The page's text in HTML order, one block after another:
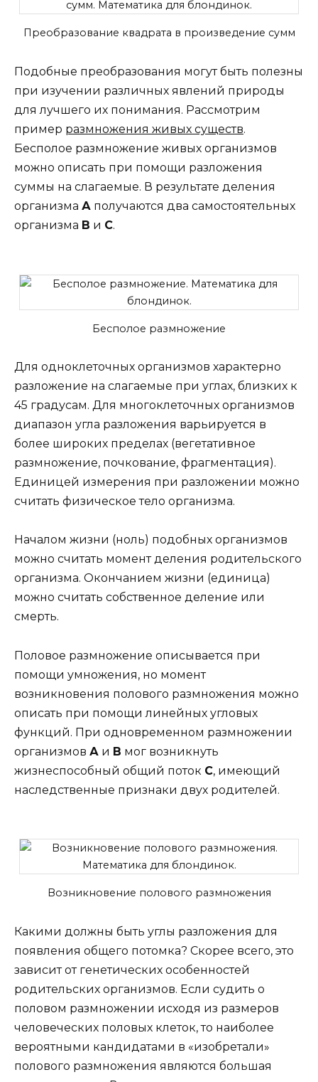
Преобразование квадрата в произведение сумм
Подобные преобразования могут быть полезны
при изучении различных явлений природы
для лучшего их понимания. Рассмотрим
пример размножения живых существ.
Бесполое размножение живых организмов
можно описать при помощи разложения
суммы на слагаемые. В результате деления
организма А получаются два самостоятельных
организма В и С.
Бесполое размножение
Для одноклеточных организмов характерно
разложение на слагаемые при углах, близких к
45 градусам. Для многоклеточных организмов
диапазон угла разложения варьируется в
более широких пределах (вегетативное
размножение, почкование, фрагментация).
Единицей измерения при разложении можно
считать физическое тело организма.
Началом жизни (ноль) подобных организмов
можно считать момент деления родительского
организма. Окончанием жизни (единица)
можно считать собственное деление или
смерть.
Половое размножение описывается при
помощи умножения, но момент
возникновения полового размножения можно
описать при помощи линейных угловых
функций. При одновременном размножении
организмов А и В мог возникнуть
жизнеспособный общий поток С, имеющий
наследственные признаки двух родителей.
Возникновение полового размножения
Какими должны быть углы разложения для
появления общего потомка? Скорее всего, это
зависит от генетических особенностей
родительских организмов. Если судить о
половом размножении исходя из размеров
человеческих половых клеток, то наиболее
вероятными кандидатами в «изобретали»
полового размножения являются большая